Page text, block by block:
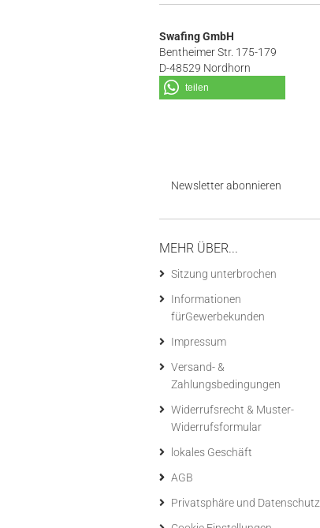
Swafing GmbH
Bentheimer Str. 175-179
D-48529 Nordhorn
teilen
Newsletter abonnieren
MEHR ÜBER...
Sitzung unterbrochen
Informationen
fürGewerbekunden
Impressum
Versand- &
Zahlungsbedingungen
Widerrufsrecht & Muster-
Widerrufsformular
lokales Geschäft
AGB
Privatsphäre und Datenschutz